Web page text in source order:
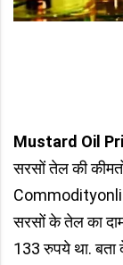
Mustard Oil
सरसों तेल की
सरसों के तेल का
133 रुपये था. बता